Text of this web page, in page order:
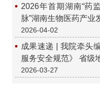
2026年首期湖南“药
脉”湖南生物医药产业
2026-04-02
成果速递 | 我院牵头
服务安全规范》 省级
2026-03-27